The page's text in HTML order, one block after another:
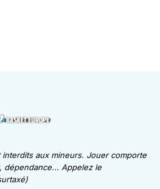
aux mineurs. Jouer comporte
dépendance... Appelez le